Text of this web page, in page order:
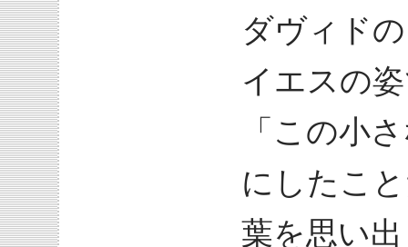
ダヴィド
イエスの
「この小
にしたこ
葉を思い